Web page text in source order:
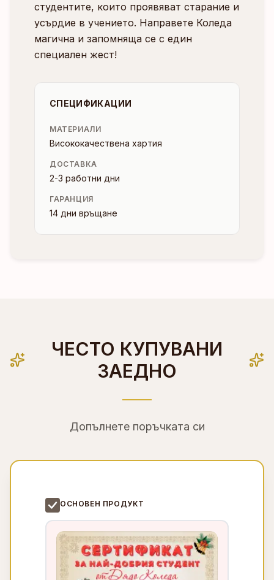
студентите, които проявяват старание и
усърдие в учението. Направете Коледа
магична и запомняща се с един
специален жест!
СПЕЦИФИКАЦИИ
МАТЕРИАЛИ
Висококачествена хартия
ДОСТАВКА
2-3 работни дни
ГАРАНЦИЯ
14 дни връщане
ЧЕСТО КУПУВАНИ
ЗАЕДНО
Допълнете поръчката си
ОСНОВЕН ПРОДУКТ